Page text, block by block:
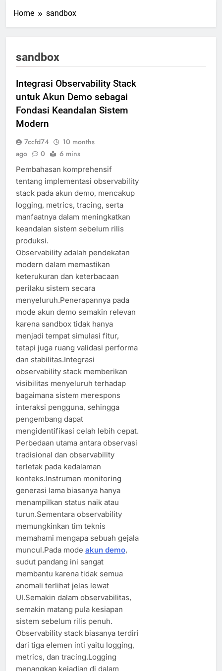
Home sandbox
sandbox
Integrasi Observability Stack
untuk Akun Demo sebagai
Fondasi Keandalan Sistem
Modern
7ccfd74
10 months
ago
0 6 mins
Pembahasan komprehensif
tentang implementasi observability
stack pada akun demo, mencakup
logging, metrics, tracing, serta
manfaatnya dalam meningkatkan
keandalan sistem sebelum rilis
produksi.
Observability adalah pendekatan
modern dalam memastikan
keterukuran dan keterbacaan
perilaku sistem secara
menyeluruh.Penerapannya pada
mode akun demo semakin relevan
karena sandbox tidak hanya
menjadi tempat simulasi fitur,
tetapi juga ruang validasi performa
dan stabilitas.Integrasi
observability stack memberikan
visibilitas menyeluruh terhadap
bagaimana sistem merespons
interaksi pengguna, sehingga
pengembang dapat
mengidentifikasi celah lebih cepat.
Perbedaan utama antara observasi
tradisional dan observability
terletak pada kedalaman
konteks.Instrumen monitoring
generasi lama biasanya hanya
menampilkan status naik atau
turun.Sementara observability
memungkinkan tim teknis
memahami mengapa sebuah gejala
muncul.Pada mode akun demo,
sudut pandang ini sangat
membantu karena tidak semua
anomali terlihat jelas lewat
UI.Semakin dalam observabilitas,
semakin matang pula kesiapan
sistem sebelum rilis penuh.
Observability stack biasanya terdiri
dari tiga elemen inti yaitu logging,
metrics, dan tracing.Logging
menangkap kejadian di dalam